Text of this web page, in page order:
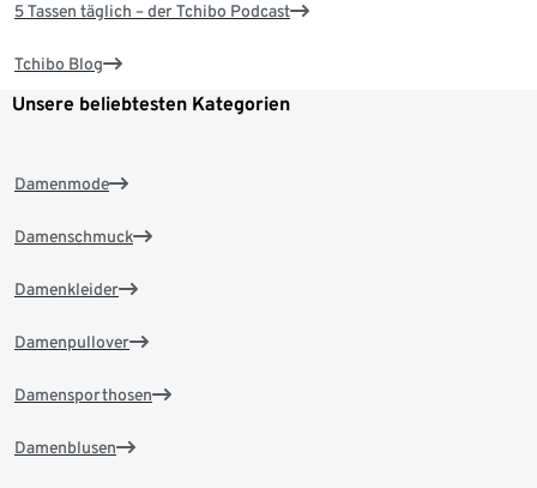
5 Tassen täglich – der Tchibo Podcast
Tchibo Blog
Unsere beliebtesten Kategorien
Damenmode
Damenschmuck
Damenkleider
Damenpullover
Damensporthosen
Damenblusen